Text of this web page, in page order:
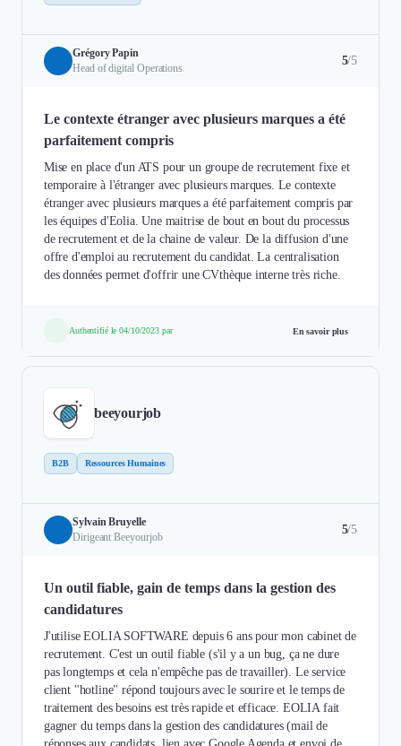
Grégory Papin
Head of digital Operations
5/5
Le contexte étranger avec plusieurs marques a été
parfaitement compris
Mise en place d'un ATS pour un groupe de recrutement fixe et
temporaire à l'étranger avec plusieurs marques. Le contexte
étranger avec plusieurs marques a été parfaitement compris par
les équipes d'Eolia. Une maitrise de bout en bout du processus
de recrutement et de la chaine de valeur. De la diffusion d'une
offre d'emploi au recrutement du candidat. La centralisation
des données permet d'offrir une CVthèque interne très riche.
Authentifié le 04/10/2023 par En savoir plus
beeyourjob
B2B Ressources Humaines
Sylvain Bruyelle
Dirigeant Beeyourjob
5/5
Un outil fiable, gain de temps dans la gestion des
candidatures
J'utilise EOLIA SOFTWARE depuis 6 ans pour mon cabinet de
recrutement. C'est un outil fiable (s'il y a un bug, ça ne dure
pas longtemps et cela n'empêche pas de travailler). Le service
client "hotline" répond toujours avec le sourire et le temps de
traitement des besoins est très rapide et efficace. EOLIA fait
gagner du temps dans la gestion des candidatures (mail de